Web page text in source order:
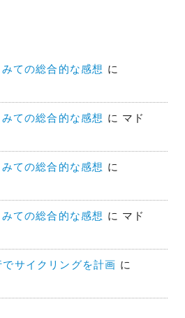
ての総合的な感想 に
ての総合的な感想 に マド
ての総合的な感想 に
ての総合的な感想 に マド
でサイクリングを計画 に